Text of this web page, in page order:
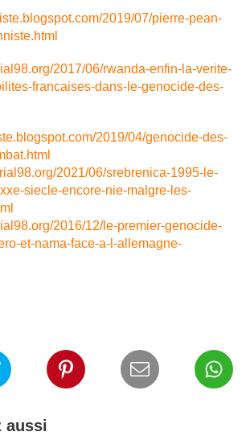
2019/07/pierre-pean-
2017/06/rwanda-enfin-la-verite-
francaises-dans-le-genocide-des-
2019/04/genocide-des-
2021/06/srebrenica-1995-le-
siecle-encore-nie-malgre-les-
2016/12/le-premier-genocide-
et-nama-face-a-l-allemagne-
aussi